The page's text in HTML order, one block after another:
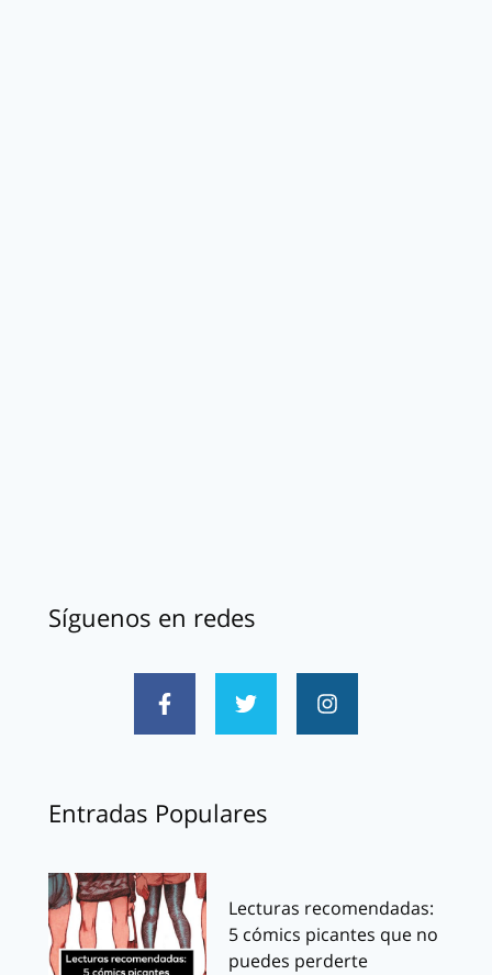
Síguenos en redes
Entradas Populares
Lecturas recomendadas:
5 cómics picantes que no
puedes perderte